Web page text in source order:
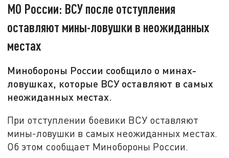
МО России: ВСУ после отступления
оставляют мины-ловушки в неожиданных
местах
Минобороны России сообщило о минах-
ловушках, которые ВСУ оставляют в самых
неожиданных местах.
При отступлении боевики ВСУ оставляют
мины-ловушки в самых неожиданных местах.
Об этом сообщает Минобороны России.